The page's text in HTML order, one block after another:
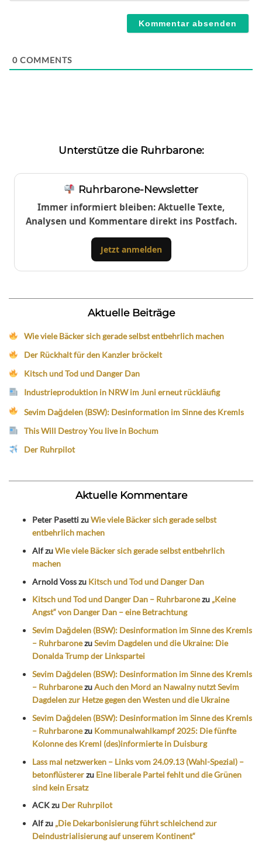
0 COMMENTS
Unterstütze die Ruhrbarone:
Ruhrbarone-Newsletter
Immer informiert bleiben: Aktuelle Texte,
Analysen und Kommentare direkt ins Postfach.
Jetzt anmelden
Aktuelle Beiträge
Wie viele Bäcker sich gerade selbst entbehrlich machen
Der Rückhalt für den Kanzler bröckelt
Kitsch und Tod und Danger Dan
Industrieproduktion in NRW im Juni erneut rückläufig
Sevim Dağdelen (BSW): Desinformation im Sinne des Kremls
This Will Destroy You live in Bochum
Der Ruhrpilot
Aktuelle Kommentare
Peter PasettizuWie viele Bäcker sich gerade selbst
entbehrlich machen
AlfzuWie viele Bäcker sich gerade selbst entbehrlich
machen
Arnold Vosszu Kitsch und Tod und Danger Dan
Kitsch und Tod und Danger Dan – Ruhrbaronezu „Keine
Angst“ von Danger Dan – eine Betrachtung
Sevim Dağdelen (BSW): Desinformation im Sinne des Kremls
– RuhrbaronezuSevim Dagdelen und die Ukraine: Die
Donalda Trump der Linkspartei
Sevim Dağdelen (BSW): Desinformation im Sinne des Kremls
– RuhrbaronezuAuch den Mord an Nawalny nutzt Sevim
Dagdelen zur Hetze gegen den Westen und die Ukraine
Sevim Dağdelen (BSW): Desinformation im Sinne des Kremls
– Ruhrbaronezu Kommunalwahlkampf 2025: Die fünfte
Kolonne des Kreml (des)informierte in Duisburg
Lass mal netzwerken – Links vom 24.09.13 (Wahl-Spezial) –
betonflüstererzu Eine liberale Partei fehlt und die Grünen
sind kein Ersatz
ACKzu Der Ruhrpilot
Alfzu „Die Dekarbonisierung führt schleichend zur
Deindustrialisierung auf unserem Kontinent“